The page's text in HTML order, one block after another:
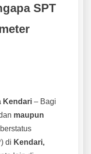
SPT
Kendari – Bagi
maupun
di Kendari,